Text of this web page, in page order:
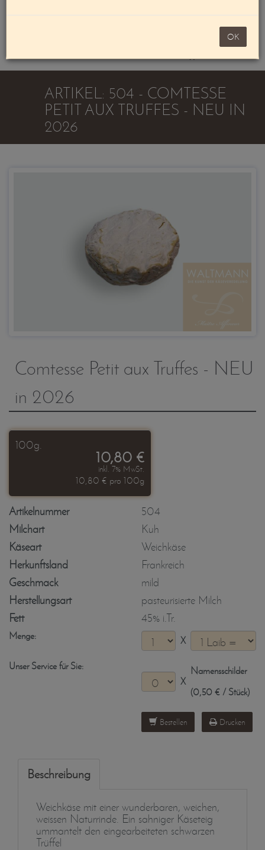
noch 100,00 €
Warenkorb
OK
ARTIKEL: 504 - COMTESSE
PETIT AUX TRUFFES - NEU IN
2026
Comtesse Petit aux Truffes - NEU
in 2026
100g.
10,80 €
inkl. 7% MwSt.
10,80 € pro 100g
Artikelnummer
504
Milchart
Kuh
Käseart
Weichkäse
Herkunftsland
Frankreich
Geschmack
mild
Herstellungsart
pasteurisierte Milch
Fett
45% i.Tr.
Menge: X
Unser Service für Sie:
X
Namensschilder
(0,50 € / Stück)
Bestellen Drucken
Beschreibung
Weichkäse mit einer wunderbaren, weichen,
weissen Naturrinde. Ein sahniger Käseteig
ummantelt den eingearbeiteten schwarzen
Trüffel